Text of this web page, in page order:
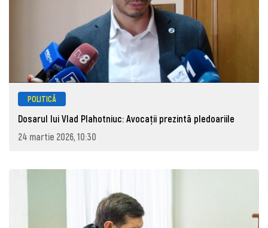
POLITICĂ
Dosarul lui Vlad Plahotniuc: Avocații prezintă pledoariile
24 martie 2026, 10:30